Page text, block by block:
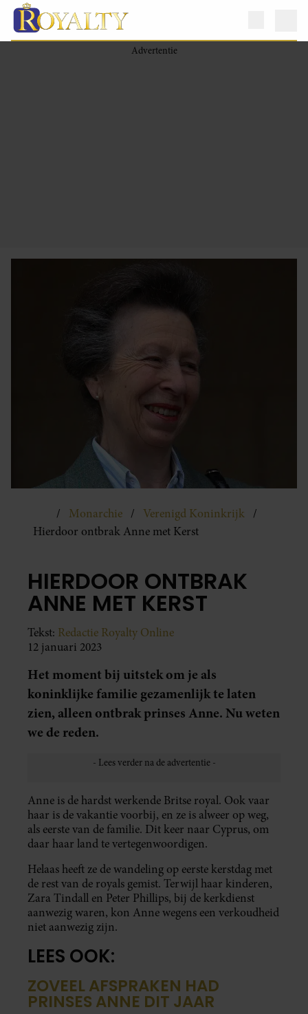
Monarchie
Verenigd Koninkrijk
Hierdoor ontbrak Anne met Kerst
HIERDOOR ONTBRAK
ANNE MET KERST
Tekst: Redactie Royalty Online
12 januari 2023
Het moment bij uitstek om je als
koninklijke familie gezamenlijk te laten
zien, alleen ontbrak prinses Anne. Nu weten
we de reden.
Anne is de hardst werkende Britse royal. Ook vaar
haar is de vakantie voorbij, en ze is alweer op weg,
als eerste van de familie. Dit keer naar Cyprus, om
daar haar land te vertegenwoordigen.
Helaas heeft ze de wandeling op eerste kerstdag met
de rest van de royals gemist. Terwijl haar kinderen,
Zara Tindall en Peter Phillips, bij de kerkdienst
aanwezig waren, kon Anne wegens een verkoudheid
niet aanwezig zijn.
LEES OOK:
ZOVEEL AFSPRAKEN HAD
PRINSES ANNE DIT JAAR